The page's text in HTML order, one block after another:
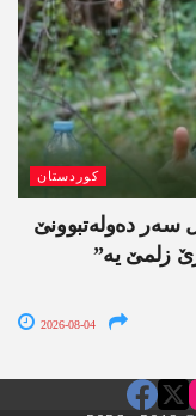
کوردستان
سەر دەولەتبوونێ
زلمێ یە”
2026-08-04